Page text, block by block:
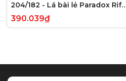
204/182 - Lá bài lẻ Paradox Rift
Illustration Rare tiếng Anh chính
390.039₫